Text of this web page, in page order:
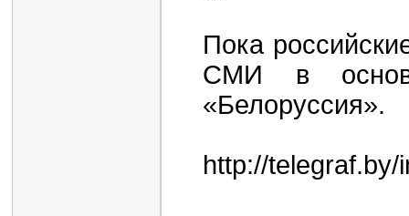
Пока
СМИ в
«Белоруссия».
http://